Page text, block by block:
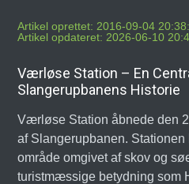
Artikel oprettet: 2016-09-04
Artikel opdateret: 2026-06-10
Værløse Station – En
Slangerupbanens Historie
Værløse Station åbnede den
af Slangerupbanen.
område omgivet af skov og
turistmæssige betydning som